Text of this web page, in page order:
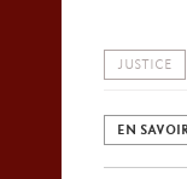
JUSTICE
EN